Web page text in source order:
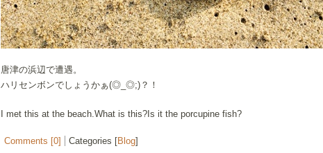
唐津の浜辺で遭遇。
ハリセンボンでしょうかぁ(◎_◎;)？！
I met this at the beach.What is this?Is it the porcupine fish?
Comments [0] Categories [Blog]